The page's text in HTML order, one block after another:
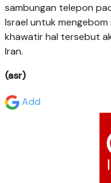
sambungan telepon
Israel untuk
khawatir hal tersebut
Iran.
(asr)
Add